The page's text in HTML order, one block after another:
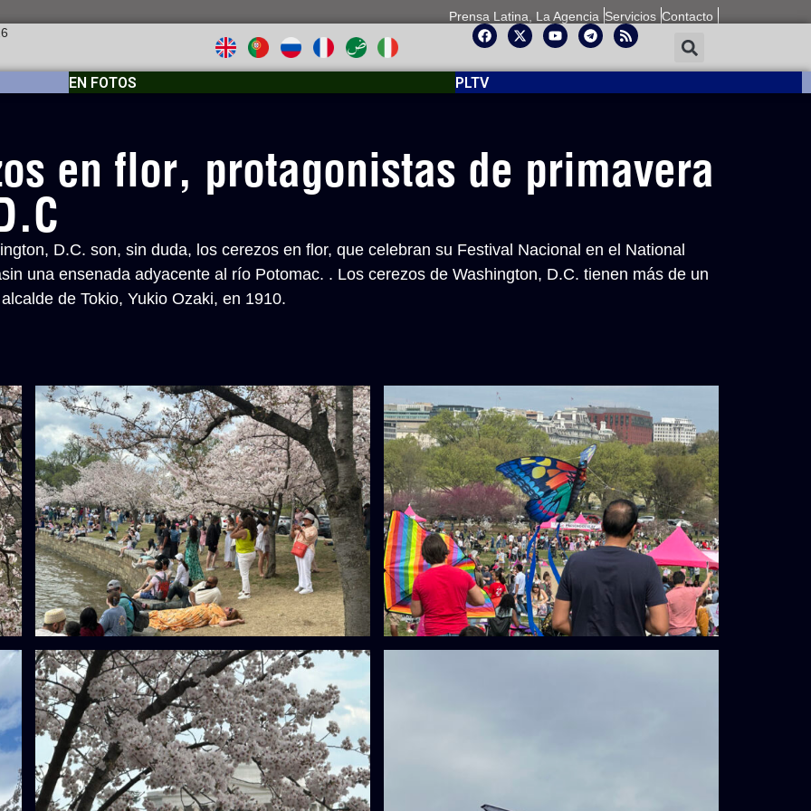
Prensa Latina, La Agencia Servicios Contacto
EN FOTOS PLTV
en flor, protagonistas de primavera
D.C. son, sin duda, los cerezos en flor, que celebran su Festival Nacional en el National
una ensenada adyacente al río Potomac. . Los cerezos de Washington, D.C. tienen más de un
de Tokio, Yukio Ozaki, en 1910.